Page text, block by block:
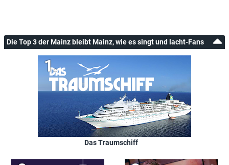
Die Top 3 der Mainz bleibt Mainz, wie es singt und lacht-Fans
Das Traumschiff